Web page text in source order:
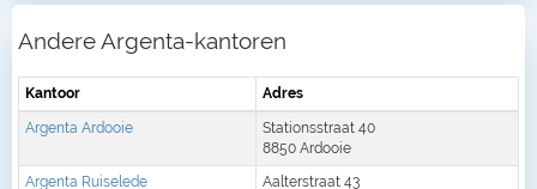
Andere Argenta-kantoren
Kantoor Adres
Argenta Ardooie
Stationsstraat 40
8850 Ardooie
Argenta Ruiselede
Aalterstraat 43